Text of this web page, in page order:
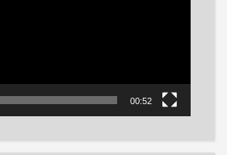
00:52